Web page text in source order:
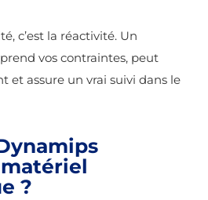
c’est la réactivité. Un
vos contraintes, peut
et assure un vrai suivi dans le
?